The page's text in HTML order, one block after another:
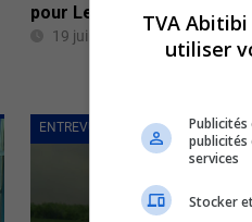
pour Leucan
19 juin 2023
ENTREVUES
TVA
utiliser
publicités
services
Stocker